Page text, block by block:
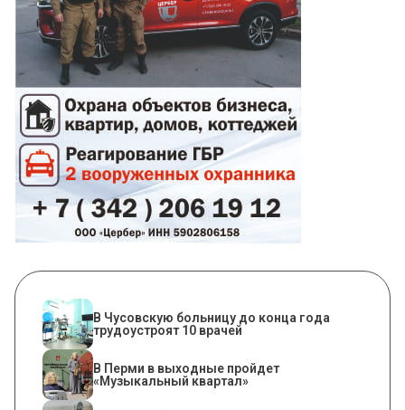
В Чусовскую больницу до конца года
трудоустроят 10 врачей
В Перми в выходные пройдет
«Музыкальный квартал»